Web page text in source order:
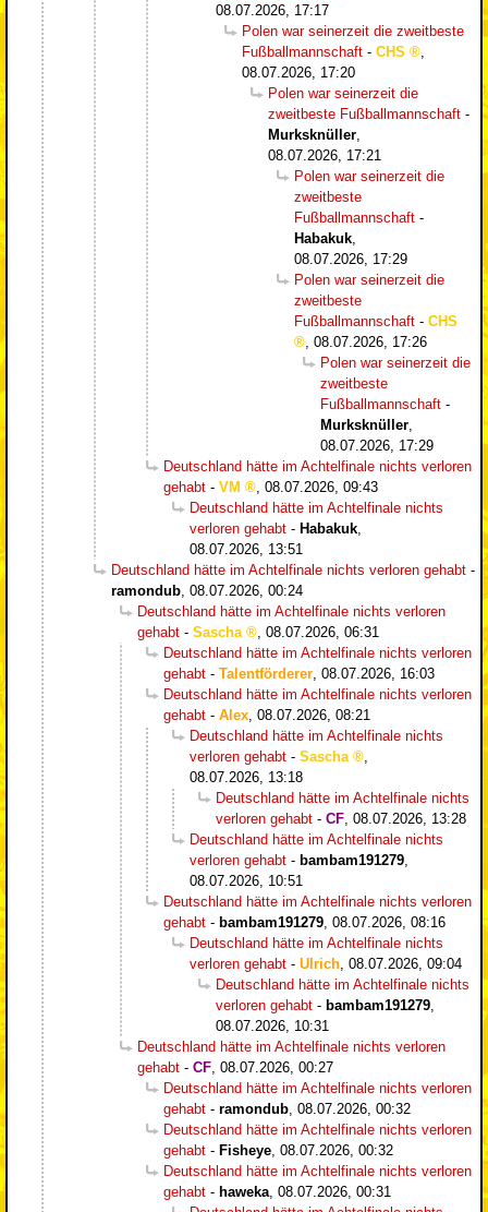
08.07.2026, 17:17
Polen war seinerzeit die zweitbeste
Fußballmannschaft - CHS
,
08.07.2026, 17:20
Polen war seinerzeit die
zweitbeste Fußballmannschaft -
Murksknüller,
08.07.2026, 17:21
Polen war seinerzeit die
zweitbeste
Fußballmannschaft -
Habakuk,
08.07.2026, 17:29
Polen war seinerzeit die
zweitbeste
Fußballmannschaft - CHS
, 08.07.2026, 17:26
Polen war seinerzeit die
zweitbeste
Fußballmannschaft -
Murksknüller,
08.07.2026, 17:29
Deutschland hätte im Achtelfinale nichts verloren
gehabt - VM , 08.07.2026, 09:43
Deutschland hätte im Achtelfinale nichts
verloren gehabt - Habakuk,
08.07.2026, 13:51
Deutschland hätte im Achtelfinale nichts verloren gehabt -
ramondub, 08.07.2026, 00:24
Deutschland hätte im Achtelfinale nichts verloren
gehabt - Sascha , 08.07.2026, 06:31
Deutschland hätte im Achtelfinale nichts verloren
gehabt - Talentförderer, 08.07.2026, 16:03
Deutschland hätte im Achtelfinale nichts verloren
gehabt - Alex, 08.07.2026, 08:21
Deutschland hätte im Achtelfinale nichts
verloren gehabt - Sascha
,
08.07.2026, 13:18
Deutschland hätte im Achtelfinale nichts
verloren gehabt - CF, 08.07.2026, 13:28
Deutschland hätte im Achtelfinale nichts
verloren gehabt - bambam191279,
08.07.2026, 10:51
Deutschland hätte im Achtelfinale nichts verloren
gehabt - bambam191279, 08.07.2026, 08:16
Deutschland hätte im Achtelfinale nichts
verloren gehabt - Ulrich, 08.07.2026, 09:04
Deutschland hätte im Achtelfinale nichts
verloren gehabt - bambam191279,
08.07.2026, 10:31
Deutschland hätte im Achtelfinale nichts verloren
gehabt - CF, 08.07.2026, 00:27
Deutschland hätte im Achtelfinale nichts verloren
gehabt - ramondub, 08.07.2026, 00:32
Deutschland hätte im Achtelfinale nichts verloren
gehabt - Fisheye, 08.07.2026, 00:32
Deutschland hätte im Achtelfinale nichts verloren
gehabt - haweka, 08.07.2026, 00:31